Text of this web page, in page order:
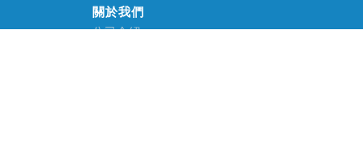
關於我們
公司介紹